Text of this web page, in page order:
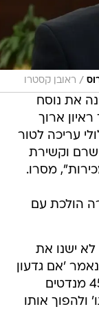
/ ראובן קסטרו
את נוסח
ארוך
עריכה לטור
וקשירת
מסרו.
הולכת עם
לא ישנו את
'אם גדעון
סער יקבל מהציבור המסורתי והימין 45 מנדטים
ולהפוך אותו